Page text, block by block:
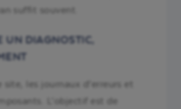
suffit souvent.
UN DIAGNOSTIC,
site, les journaux d’erreurs et
L’objectif est de